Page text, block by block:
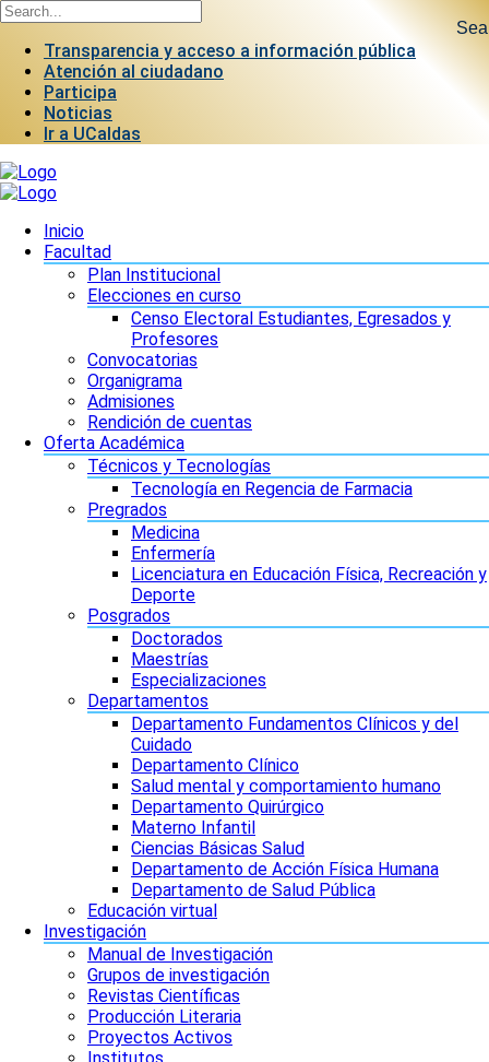
Transparencia y acceso a información pública
Atención al ciudadano
Participa
Noticias
Ir a UCaldas
Inicio
Facultad
Plan Institucional
Elecciones en curso
Censo Electoral Estudiantes, Egresados y
Profesores
Convocatorias
Organigrama
Admisiones
Rendición de cuentas
Oferta Académica
Técnicos y Tecnologías
Tecnología en Regencia de Farmacia
Pregrados
Medicina
Enfermería
Licenciatura en Educación Física, Recreación y
Deporte
Posgrados
Doctorados
Maestrías
Especializaciones
Departamentos
Departamento Fundamentos Clínicos y del
Cuidado
Departamento Clínico
Salud mental y comportamiento humano
Departamento Quirúrgico
Materno Infantil
Ciencias Básicas Salud
Departamento de Acción Física Humana
Departamento de Salud Pública
Educación virtual
Investigación
Manual de Investigación
Grupos de investigación
Revistas Científicas
Producción Literaria
Proyectos Activos